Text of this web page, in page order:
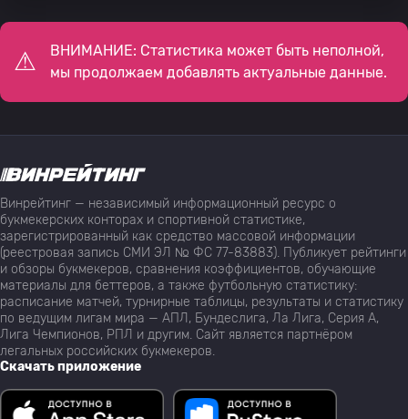
ВНИМАНИЕ: Статистика может быть неполной,
мы продолжаем добавлять актуальные данные.
Винрейтинг — независимый информационный ресурс о
букмекерских конторах и спортивной статистике,
зарегистрированный как средство массовой информации
(реестровая запись СМИ ЭЛ № ФС 77-83883). Публикует рейтинги
и обзоры букмекеров, сравнения коэффициентов, обучающие
материалы для беттеров, а также футбольную статистику:
расписание матчей, турнирные таблицы, результаты и статистику
по ведущим лигам мира — АПЛ, Бундеслига, Ла Лига, Серия А,
Лига Чемпионов, РПЛ и другим. Сайт является партнёром
легальных российских букмекеров.
Скачать приложение